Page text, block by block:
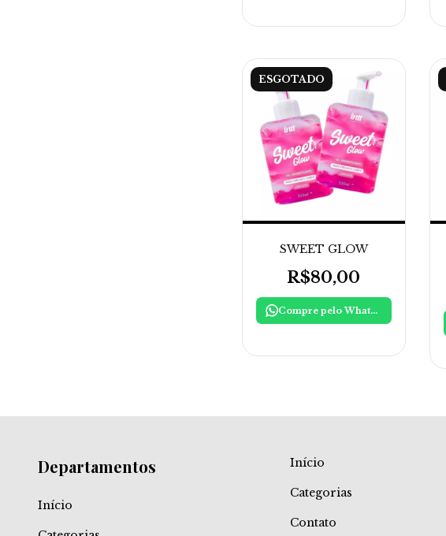
ESGOTADO
SWEET GLOW
R$80,00
Compre pelo WhatsApp
Departamentos
Início
Início
Categorias
Contato